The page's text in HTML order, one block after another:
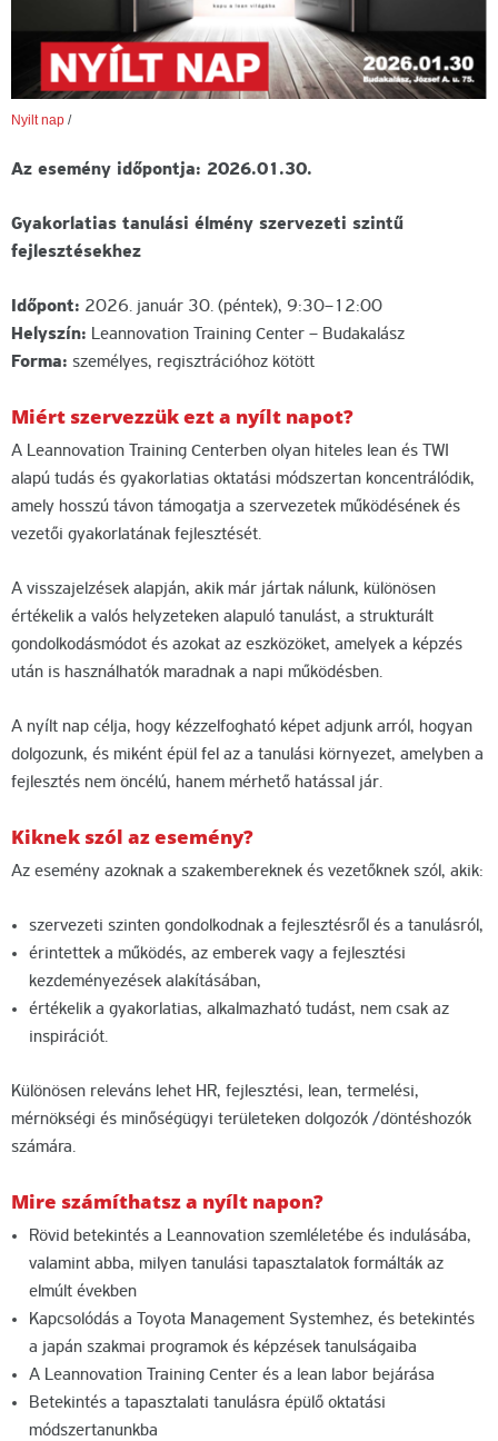
Nyilt nap /
Az esemény időpontja: 2026.01.30.
Gyakorlatias tanulási élmény szervezeti szintű
fejlesztésekhez
Időpont: 2026. január 30. (péntek), 9:30–12:00
Helyszín: Leannovation Training Center – Budakalász
Forma: személyes, regisztrációhoz kötött
Miért szervezzük ezt a nyílt napot?
A Leannovation Training Centerben olyan hiteles lean és TWI
alapú tudás és gyakorlatias oktatási módszertan koncentrálódik,
amely hosszú távon támogatja a szervezetek működésének és
vezetői gyakorlatának fejlesztését.
A visszajelzések alapján, akik már jártak nálunk, különösen
értékelik a valós helyzeteken alapuló tanulást, a strukturált
gondolkodásmódot és azokat az eszközöket, amelyek a képzés
után is használhatók maradnak a napi működésben.
A nyílt nap célja, hogy kézzelfogható képet adjunk arról, hogyan
dolgozunk, és miként épül fel az a tanulási környezet, amelyben a
fejlesztés nem öncélú, hanem mérhető hatással jár.
Kiknek szól az esemény?
Az esemény azoknak a szakembereknek és vezetőknek szól, akik:
szervezeti szinten gondolkodnak a fejlesztésről és a tanulásról,
érintettek a működés, az emberek vagy a fejlesztési
kezdeményezések alakításában,
értékelik a gyakorlatias, alkalmazható tudást, nem csak az
inspirációt.
Különösen releváns lehet HR, fejlesztési, lean, termelési,
mérnökségi és minőségügyi területeken dolgozók /döntéshozók
számára.
Mire számíthatsz a nyílt napon?
Rövid betekintés a Leannovation szemléletébe és indulásába,
valamint abba, milyen tanulási tapasztalatok formálták az
elmúlt években
Kapcsolódás a Toyota Management Systemhez, és betekintés
a japán szakmai programok és képzések tanulságaiba
A Leannovation Training Center és a lean labor bejárása
Betekintés a tapasztalati tanulásra épülő oktatási
módszertanunkba